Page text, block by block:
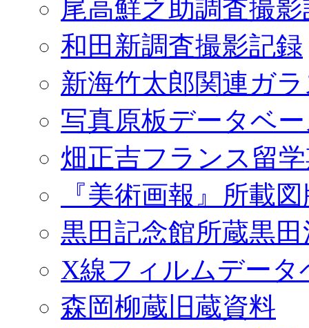
尾高鮮之助調査撮
和田新調査撮影記録
新海竹太郎関連ガ
写真原板データベ
畑正吉フランス留
『美術画報』所載
黒田記念館所蔵黒
X線フィルムデータ
森岡柳蔵旧蔵資料